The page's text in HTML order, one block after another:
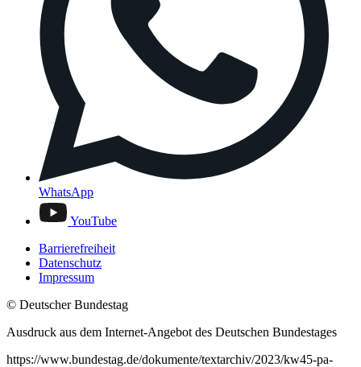
WhatsApp
YouTube
Barrierefreiheit
Datenschutz
Impressum
© Deutscher Bundestag
Ausdruck aus dem Internet-Angebot des Deutschen Bundestages
https://www.bundestag.de/dokumente/textarchiv/2023/kw45-pa-